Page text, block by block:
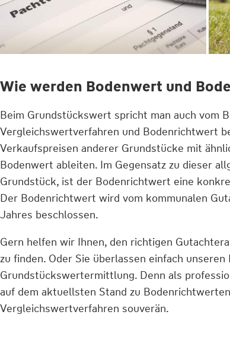
Wie werden Bodenwert und
Beim Grundstückswert spricht man auch vom
Vergleichswertverfahren und Bodenrichtwert
Verkaufspreisen anderer Grundstücke mit
Bodenwert ableiten. Im Gegensatz zu dieser
Grundstück, ist der Bodenrichtwert eine
Der Bodenrichtwert wird vom kommunalen
Jahres beschlossen.
Gern helfen wir Ihnen, den richtigen
zu finden. Oder Sie überlassen einfach unseren
Grundstückswertermittlung. Denn als
auf dem aktuellsten Stand zu
Vergleichswertverfahren souverän.